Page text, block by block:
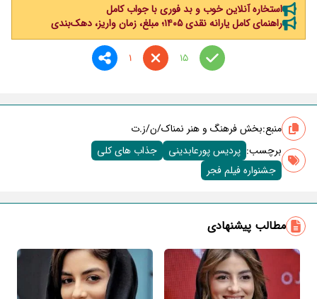
استخاره آنلاین خوب و بد فوری با جواب کامل
راهنمای کامل یارانه نقدی ۱۴۰۵؛ مبلغ، زمان واریز، دهک‌بندی
15
1
منبع:بخش فرهنگ و هنر نمناک/ن/ز.ت
برچسب‌: پردیس پورعابدینی
جذاب های کلی
جشنواره فیلم فجر
مطالب پیشنهادی